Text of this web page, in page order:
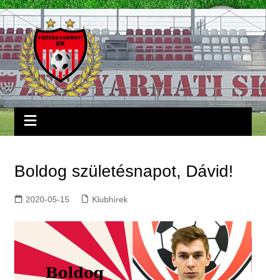
Skip
to
content
Boldog születésnapot, Dávid!
2020-05-15 Klubhírek